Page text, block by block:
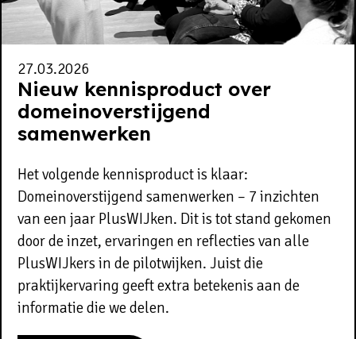
27.03.2026
Nieuw kennisproduct over
domeinoverstijgend
samenwerken
Het volgende kennisproduct is klaar:
Domeinoverstijgend samenwerken – 7 inzichten
van een jaar PlusWIJken. Dit is tot stand gekomen
door de inzet, ervaringen en reflecties van alle
PlusWIJkers in de pilotwijken. Juist die
praktijkervaring geeft extra betekenis aan de
informatie die we delen.